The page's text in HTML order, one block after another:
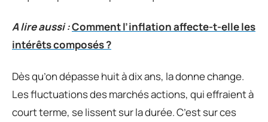
A lire aussi :Comment l’inflation affecte-t-elle les
intérêts composés ?
Dès qu’on dépasse huit à dix ans, la donne change.
Les fluctuations des marchés actions, qui effraient à
court terme, se lissent sur la durée. C’est sur ces